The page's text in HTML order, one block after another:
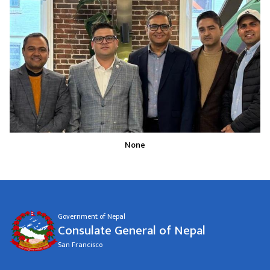
None
Government of Nepal
Consulate General of Nepal
San Francisco